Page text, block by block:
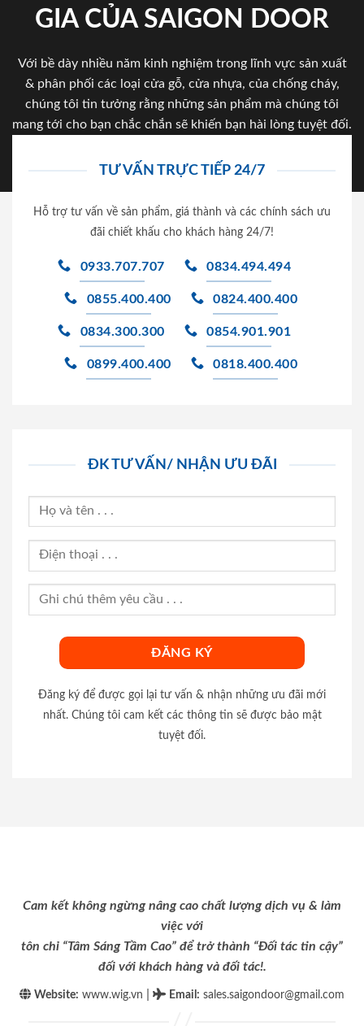
GIA CỦA SAIGON DOOR
Với bề dày nhiều năm kinh nghiệm trong lĩnh vực sản xuất
& phân phối các loại cửa gỗ, cửa nhựa, của chống cháy,
chúng tôi tin tưởng rằng những sản phẩm mà chúng tôi
mang tới cho bạn chắc chắn sẽ khiến bạn hài lòng tuyệt đối.
TƯ VẤN TRỰC TIẾP 24/7
Hỗ trợ tư vấn về sản phẩm, giá thành và các chính sách ưu
đãi chiết khấu cho khách hàng 24/7!
0933.707.707 0834.494.494
0855.400.400 0824.400.400
0834.300.300 0854.901.901
0899.400.400 0818.400.400
ĐK TƯ VẤN/ NHẬN ƯU ĐÃI
Đăng ký để được gọi lại tư vấn & nhận những ưu đãi mới
nhất. Chúng tôi cam kết các thông tin sẽ được bảo mật
tuyệt đối.
Cam kết không ngừng nâng cao chất lượng dịch vụ & làm
việc với
tôn chỉ “Tâm Sáng Tầm Cao” để trở thành “Đối tác tin cậy”
đối với khách hàng và đối tác!.
Website: www.wig.vn Email : sales.saigondoor@gmail.com